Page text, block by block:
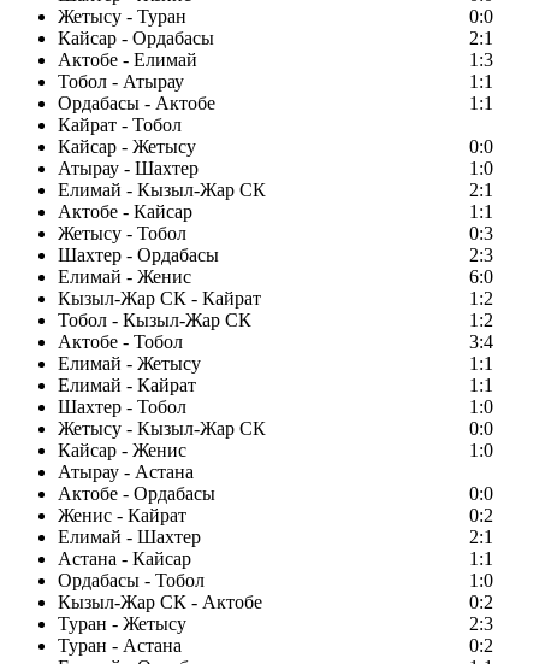
Жетысу - Туран
0:0
Кайсар - Ордабасы
2:1
Актобе - Елимай
1:3
Тобол - Атырау
1:1
Ордабасы - Актобе
1:1
Кайрат - Тобол
Кайсар - Жетысу
0:0
Атырау - Шахтер
1:0
Елимай - Кызыл-Жар СК
2:1
Актобе - Кайсар
1:1
Жетысу - Тобол
0:3
Шахтер - Ордабасы
2:3
Елимай - Женис
6:0
Кызыл-Жар СК - Кайрат
1:2
Тобол - Кызыл-Жар СК
1:2
Актобе - Тобол
3:4
Елимай - Жетысу
1:1
Елимай - Кайрат
1:1
Шахтер - Тобол
1:0
Жетысу - Кызыл-Жар СК
0:0
Кайсар - Женис
1:0
Атырау - Астана
Актобе - Ордабасы
0:0
Женис - Кайрат
0:2
Елимай - Шахтер
2:1
Астана - Кайсар
1:1
Ордабасы - Тобол
1:0
Кызыл-Жар СК - Актобе
0:2
Туран - Жетысу
2:3
Туран - Астана
0:2